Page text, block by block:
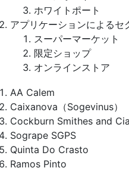
ホワイトポート
アプリケーションによるセ
スーパーマーケット
限定ショップ
オンラインストア
AA Calem
Caixanova（Sogevinus）
Cockburn Smithes and Cia
Sogrape SGPS
Quinta Do Crasto
Ramos Pinto